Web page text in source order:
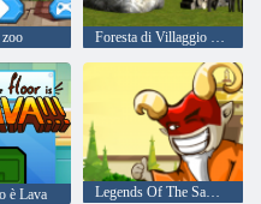
Foresta di Villaggio Di Fuga Episodio 2
è Lava Legends Of The Samurai